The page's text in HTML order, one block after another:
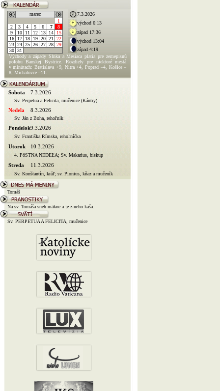
marec
1
2
3 4 5 6 7
8
9
10 11 12 13 14
15
16
17 18 19 20 21
22
23 24 25 26 27 28 29
30 31
7.3.2026
východ 6:13
západ 17:36
východ 13:04
západ 4:19
Východy a západy Slnka a Mesiaca platia pre zemepisnú
polohu Banskej Bystrice. Rozdiely pre niektoré mestá
v minútach: Bratislava +9, Nitra +4, Poprad –4, Košice –
8, Michalovce –11.
Sobota 7.3.2026
Sv. Perpetua a Felicita, mučenice (Kántry)
Nedela 8.3.2026
Sv. Ján z Boha, rehoľník
Pondelok9.3.2026
Sv. Františka Rímska, rehoľníčka
Utorok 10.3.2026
4. PôSTNA NEDEĽA; Sv. Makarius, biskup
Streda 11.3.2026
Sv. Konštantín, kráľ; sv. Pionius, kňaz a mučeník
Tomáš
Na sv. Tomáša sneh mäkne a je z neho kaša.
Sv. PERPETUA A FELICITA, mučenice